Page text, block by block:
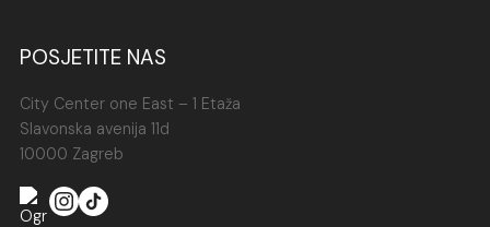
POSJETITE NAS
City Center one East – 1 Etaža
Slavonska avenija 11d
10000 Zagreb